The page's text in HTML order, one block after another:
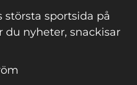
största sportsida på
du nyheter, snackisar